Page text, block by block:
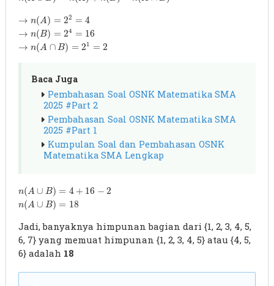
→ n(A) = 22 = 4
→ n(A)= 22 =4
→ n(B) = 24 = 16
→ n(B)= 24 =16
→ n(A ∩ B) = 21 = 2
→ n(𝐴∩ 𝐵)=2 =2
Baca Juga
Pembahasan Soal OSNK Matematika SMA
2025 #Part 2
Pembahasan Soal OSNK Matematika SMA
2025 #Part 1
Kumpulan Soal dan Pembahasan OSNK
Matematika SMA Lengkap
n(A ∪ B) = 4 + 16 − 2
𝑛(𝐴∪𝐵) =4 +16− 2
n(A ∪ B) = 18
𝑛(𝐴∪𝐵) =18
Jadi, banyaknya himpunan bagian dari {1, 2, 3, 4, 5,
6, 7} yang memuat himpunan {1, 2, 3, 4, 5} atau {4, 5,
6} adalah 18